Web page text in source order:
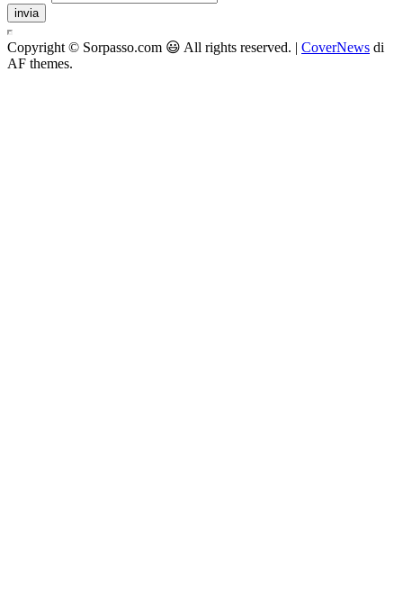
invia
Copyright © Sorpasso.com 😃 All rights reserved. | CoverNews di
AF themes.